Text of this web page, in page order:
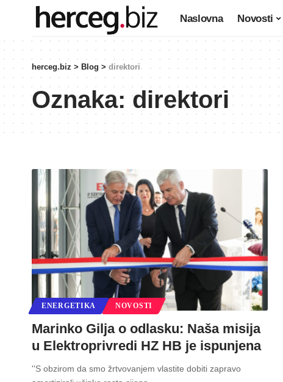
Naslovna Novosti
herceg.biz > Blog > direktori
Oznaka:direktori
ENERGETIKA NOVOSTI
Marinko Gilja o odlasku: Naša misija
u Elektroprivredi HZ HB je ispunjena
''S obzirom da smo žrtvovanjem vlastite dobiti zapravo